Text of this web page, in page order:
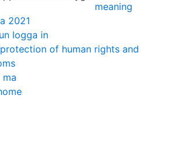
meaning
2021
logga in
of human rights and